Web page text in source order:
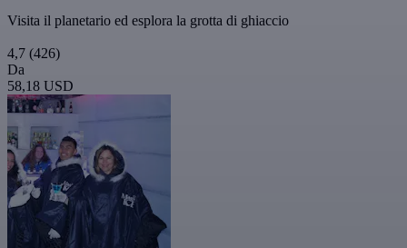
Visita il planetario ed esplora la grotta di ghiaccio
4,7 (426)
Da
58,18 USD